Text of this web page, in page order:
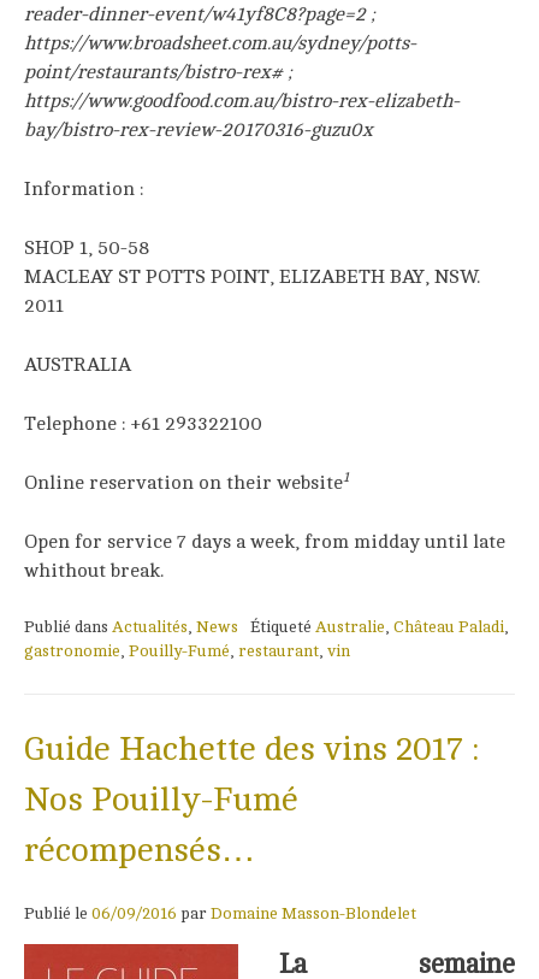
reader-dinner-event/w41yf8C8?page=2 ;
https://www.broadsheet.com.au/sydney/potts-
point/restaurants/bistro-rex# ;
https://www.goodfood.com.au/bistro-rex-elizabeth-
bay/bistro-rex-review-20170316-guzu0x
Information :
SHOP 1, 50-58
MACLEAY ST POTTS POINT, ELIZABETH BAY, NSW.
2011
AUSTRALIA
Telephone : +61 293322100
Online reservation on their website1
Open for service 7 days a week, from midday until late
whithout break.
Publié dans Actualités, News Étiqueté Australie, Château Paladi,
gastronomie, Pouilly-Fumé, restaurant, vin
Guide Hachette des vins 2017 :
Nos Pouilly-Fumé
récompensés…
Publié le 06/09/2016 par Domaine Masson-Blondelet
La semaine